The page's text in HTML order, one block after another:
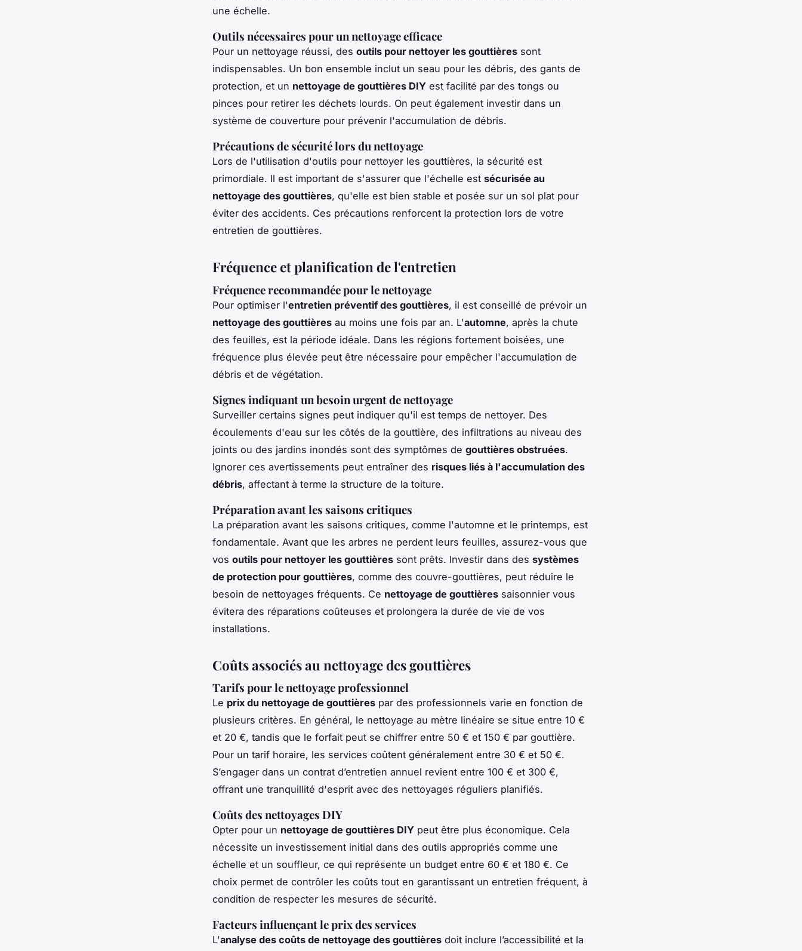
une échelle.
Outils nécessaires pour un nettoyage efficace
Pour un nettoyage réussi, des outils pour nettoyer les gouttières sont
indispensables. Un bon ensemble inclut un seau pour les débris, des gants de
protection, et un nettoyage de gouttières DIY est facilité par des tongs ou
pinces pour retirer les déchets lourds. On peut également investir dans un
système de couverture pour prévenir l'accumulation de débris.
Précautions de sécurité lors du nettoyage
Lors de l'utilisation d'outils pour nettoyer les gouttières, la sécurité est
primordiale. Il est important de s'assurer que l'échelle est sécurisée au
nettoyage des gouttières, qu'elle est bien stable et posée sur un sol plat pour
éviter des accidents. Ces précautions renforcent la protection lors de votre
entretien de gouttières.
Fréquence et planification de l'entretien
Fréquence recommandée pour le nettoyage
Pour optimiser l'entretien préventif des gouttières, il est conseillé de prévoir un
nettoyage des gouttières au moins une fois par an. L'automne, après la chute
des feuilles, est la période idéale. Dans les régions fortement boisées, une
fréquence plus élevée peut être nécessaire pour empêcher l'accumulation de
débris et de végétation.
Signes indiquant un besoin urgent de nettoyage
Surveiller certains signes peut indiquer qu'il est temps de nettoyer. Des
écoulements d'eau sur les côtés de la gouttière, des infiltrations au niveau des
joints ou des jardins inondés sont des symptômes de gouttières obstruées.
Ignorer ces avertissements peut entraîner des risques liés à l'accumulation des
débris, affectant à terme la structure de la toiture.
Préparation avant les saisons critiques
La préparation avant les saisons critiques, comme l'automne et le printemps, est
fondamentale. Avant que les arbres ne perdent leurs feuilles, assurez-vous que
vos outils pour nettoyer les gouttières sont prêts. Investir dans des systèmes
de protection pour gouttières, comme des couvre-gouttières, peut réduire le
besoin de nettoyages fréquents. Ce nettoyage de gouttières saisonnier vous
évitera des réparations coûteuses et prolongera la durée de vie de vos
installations.
Coûts associés au nettoyage des gouttières
Tarifs pour le nettoyage professionnel
Le prix du nettoyage de gouttières par des professionnels varie en fonction de
plusieurs critères. En général, le nettoyage au mètre linéaire se situe entre 10 €
et 20 €, tandis que le forfait peut se chiffrer entre 50 € et 150 € par gouttière.
Pour un tarif horaire, les services coûtent généralement entre 30 € et 50 €.
S’engager dans un contrat d’entretien annuel revient entre 100 € et 300 €,
offrant une tranquillité d'esprit avec des nettoyages réguliers planifiés.
Coûts des nettoyages DIY
Opter pour un nettoyage de gouttières DIY peut être plus économique. Cela
nécessite un investissement initial dans des outils appropriés comme une
échelle et un souffleur, ce qui représente un budget entre 60 € et 180 €. Ce
choix permet de contrôler les coûts tout en garantissant un entretien fréquent, à
condition de respecter les mesures de sécurité.
Facteurs influençant le prix des services
L'analyse des coûts de nettoyage des gouttières doit inclure l’accessibilité et la